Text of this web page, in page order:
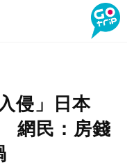
侵」日本
網民：房錢